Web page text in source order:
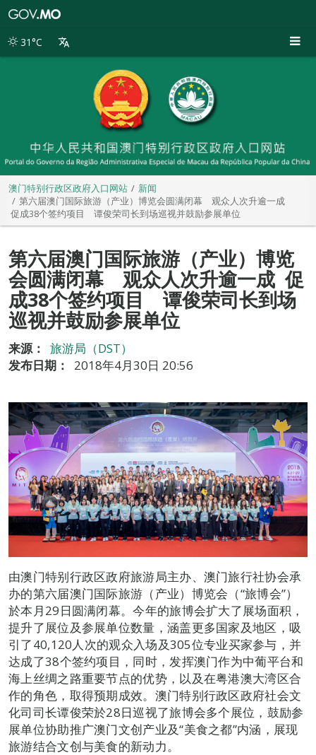
别
31°C
澳门特别行政区政府入口网站
新闻
第六届澳门国际旅游（产业）博览会圆满闭幕 观众人次升逾一成
促成38个签约项目 谭俊荣司长到场巡视并鼓励参展单位
第六届澳门国际旅游（产业）博览
会圆满闭幕 观众人次升逾一成 促
成38个签约项目 谭俊荣司长到场
巡视并鼓励参展单位
来源：
旅游局（DST）
发布日期：
2018年4月30日 20:56
由澳门特别行政区政府旅游局主办、澳门旅行社协会承
办的第六届澳门国际旅游（产业）博览会（“旅博会”）
於本月29日圆满闭幕。今年的旅博会扩大了展场面积，
提升了展位及参展单位数量，涵盖更多国家及地区，吸
引了40,120人次的观众入场及305位专业买家参与，并
达成了38个签约项目，同时，发挥澳门作为中葡平台和
海上丝绸之路重要节点的优势，以及在粤港澳大湾区合
作的角色，取得预期成效。澳门特别行政区政府社会文
化司司长谭俊荣於28日巡视了旅博会多个展位，鼓励参
展单位协助推广澳门文创产业及“美食之都”内涵，展现
旅游结合文创与美食的新动力。